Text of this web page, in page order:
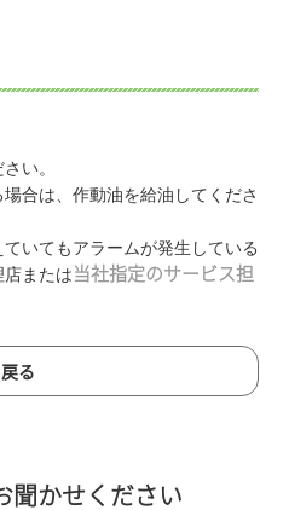
い。
合は、作動油を給油してくださ
いてもアラームが発生している
または 当社指定のサービス担
戻る
聞かせください